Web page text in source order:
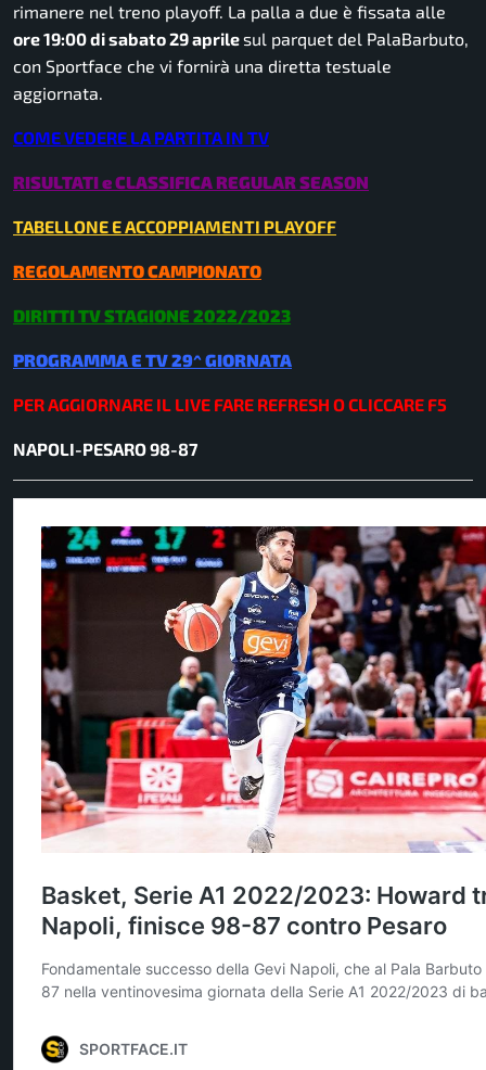
rimanere nel treno playoff. La palla a due è fissata alle
ore 19:00 di sabato 29 aprilesul parquet del PalaBarbuto,
con Sportface che vi fornirà una diretta testuale
aggiornata.
COME VEDERE LA PARTITA IN TV
RISULTATI e CLASSIFICA REGULAR SEASON
TABELLONE E ACCOPPIAMENTI PLAYOFF
REGOLAMENTO CAMPIONATO
DIRITTI TV STAGIONE 2022/2023
PROGRAMMA E TV 29^ GIORNATA
PER AGGIORNARE IL LIVE FARE REFRESH O CLICCARE F5
NAPOLI-PESARO 98-87